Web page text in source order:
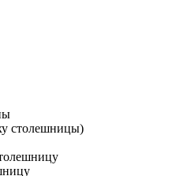
столешницы)